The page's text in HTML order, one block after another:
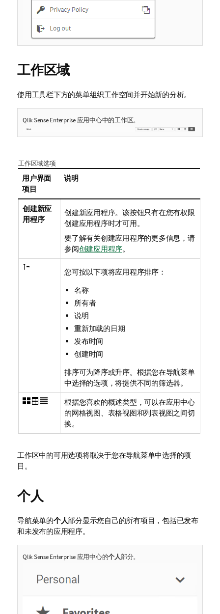
工作区域
使用工具栏下方的菜单组织工作空间并开始新的分析。
Qlik Sense Enterprise应用中心中的工作区。
工作区域选项
用户界面
项目
说明
创建新应
用程序
创建新应用程序。该按钮只有在您有权限
创建应用程序时才可用。
要了解有关创建应用程序的更多信息，请
参阅创建应用程序。
您可按以下项将应用程序排序：
名称
所有者
说明
重新加载的日期
发布时间
创建时间
排序可为降序或升序。根据您在导航菜单
中选择的选项，将提供不同的筛选器。
根据您喜欢的概述类型，可以在应用中心
的网格视图、表格视图和列表视图之间切
换。
工作区中的可用选项将取决于您在导航菜单中选择的项
目。
个人
导航菜单的个人部分显示您自己的所有项目，包括已发布
和未发布的应用程序。
Qlik Sense Enterprise应用中心的个人部分。